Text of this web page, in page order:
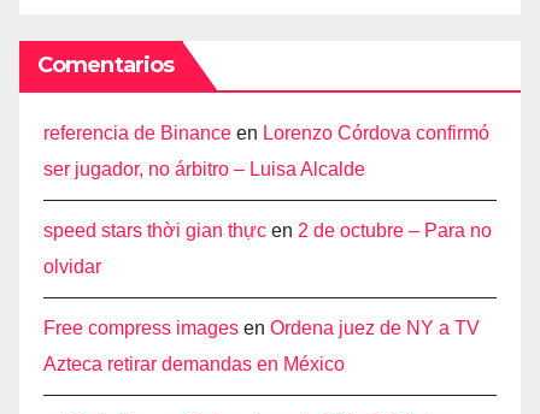
Comentarios
referencia de Binance en Lorenzo Córdova confirmó
ser jugador, no árbitro – Luisa Alcalde
speed stars thời gian thực en 2 de octubre – Para no
olvidar
Free compress images en Ordena juez de NY a TV
Azteca retirar demandas en México